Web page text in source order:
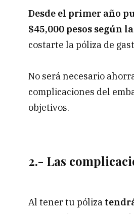
Desde el primer año
$45,000 pesos según
costarte la póliza de
No será necesario
complicaciones del
objetivos.
2.- Las
Al tener tu póliza